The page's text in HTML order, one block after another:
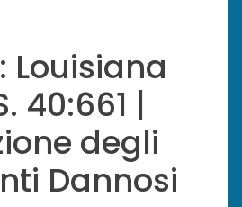
Louisiana
40:661 |
degli
Dannosi